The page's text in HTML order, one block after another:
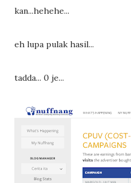
kan...hehehe...
eh lupa pulak hasil...
tadda... 0 je...